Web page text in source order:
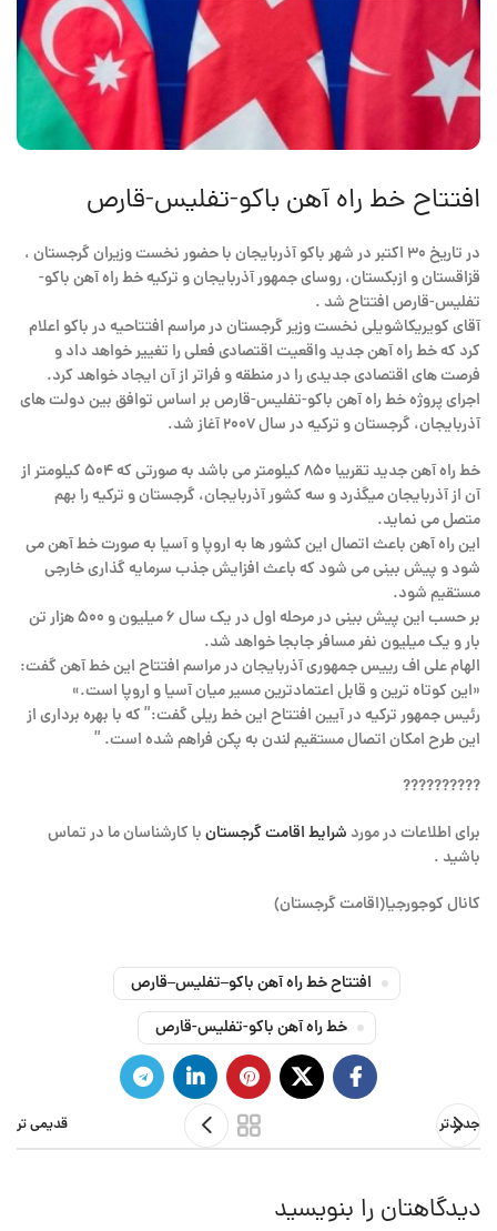
افتتاح خط راه آهن باكو-تفليس-قارص
در تاریخ ۳۰ اکتبر در شهر باکو آذربایجان با حضور نخست وزیران گرجستان ،
قزاقستان و ازبکستان، روسای جمهور آذربایجان و ترکیه خط راه آهن باكو-
تفليس-قارص افتتاح شد .
آقای کویریکاشویلی نخست وزیر گرجستان در مراسم افتتاحیه در باکو اعلام
کرد که خط راه آهن جدید واقعیت اقتصادی فعلی را تغییر خواهد داد و
فرصت های اقتصادی جدیدی را در منطقه و فراتر از آن ایجاد خواهد کرد.
اجرای پروژه خط راه آهن باكو-تفليس-قارص بر اساس توافق بین دولت های
آذربایجان، گرجستان و ترکیه در سال ۲۰۰۷ آغاز شد.
خط راه آهن جدید تقریبا ۸۵۰ کیلومتر می باشد به صورتی که ۵۰۴ کیلومتر از
آن از آذربایجان میگذرد و سه کشور آذربایجان، گرجستان و ترکیه را بهم
متصل می نماید.
این راه آهن باعث اتصال این کشور ها به اروپا و آسیا به صورت خط آهن می
شود و پیش بینی می شود که باعث افزایش جذب سرمایه گذاری خارجی
مستقیم شود.
بر حسب این پیش بینی در مرحله اول در یک سال ۶ میلیون و ۵۰۰ هزار تن
بار و یک میلیون نفر مسافر جابجا خواهد شد.
الهام علی اف رییس جمهوری آذربایجان در مراسم افتتاح این خط آهن گفت:
«این کوتاه ترین و قابل اعتمادترین مسیر میان آسیا و اروپا است.»
رئیس جمهور ترکیه در آیین افتتاح این خط ریلی گفت:” که با بهره برداری از
این طرح امکان اتصال مستقیم لندن به پکن فراهم شده است. ”
??????????
برای اطلاعات در مورد شرایط اقامت گرجستانبا کارشناسان ما در تماس
باشید .
كانال كوجورجيا(اقامت گرجستان)
افتتاح خط راه آهن باكو–تفليس–قارص
خط راه آهن باكو-تفليس-قارص
جدیدتر قدیمی تر
دیدگاهتان را بنویسید